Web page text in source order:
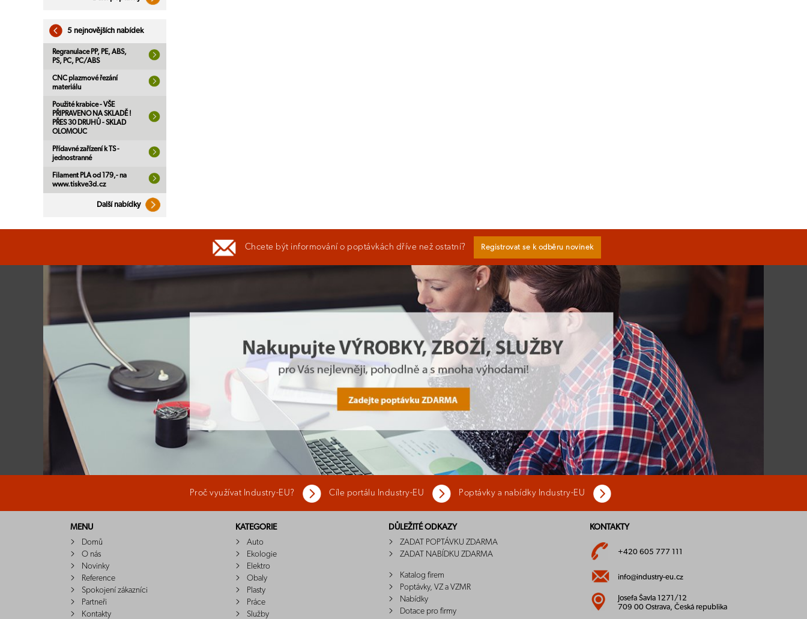
5 nejnovějších nabídek
Regranulace PP, PE, ABS,
PS, PC, PC/ABS
CNC plazmové řezání
materiálu
Použité krabice - VŠE
PŘIPRAVENO NA SKLADĚ !
PŘES 30 DRUHŮ - SKLAD
OLOMOUC
Přídavné zařízení k TS -
jednostranné
Filament PLA od 179,- na
www.tiskve3d.cz
Další nabídky
Chcete být informování o poptávkách dříve než ostatní? Registrovat se k odběru novinek
Proč využívat Industry-EU? Cíle portálu Industry-EU Poptávky a nabídky Industry-EU
MENU
Domů
O nás
Novinky
Reference
Spokojení zákazníci
Partneři
Kontakty
KATEGORIE
Auto
Ekologie
Elektro
Obaly
Plasty
Práce
Služby
DŮLEŽITÉ ODKAZY
ZADAT POPTÁVKU ZDARMA
ZADAT NABÍDKU ZDARMA
Katalog firem
Poptávky, VZ a VZMR
Nabídky
Dotace pro firmy
KONTAKTY
+420 605 777 111
info@industry-eu.cz
Josefa Šavla 1271/12
709 00 Ostrava, Česká republika